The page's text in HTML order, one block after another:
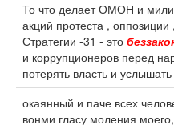
То что делает ОМОН и
акций протеста , оппозиции
Стратегии -31 - это
и коррупционеров перед
потерять власть и
окаянный и паче всех
вонми гласу моления